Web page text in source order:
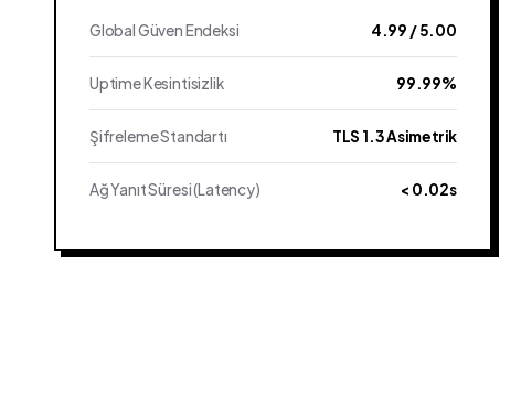
Global Güven Endeksi 4.99 / 5.00
Uptime Kesintisizlik 99.99%
Şifreleme Standartı TLS 1.3 Asimetrik
Ağ Yanıt Süresi (Latency) < 0.02s